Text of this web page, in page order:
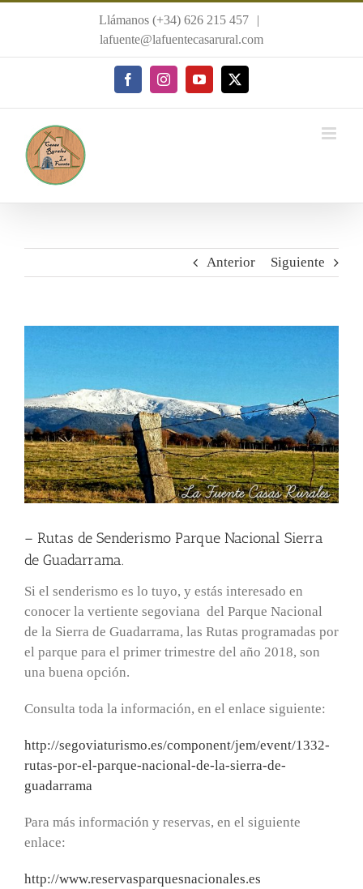
Llámanos (+34) 626 215 457
|
lafuente@lafuentecasarural.com
FacebookInstagramYouTube
X
Anterior Siguiente
– Rutas de Senderismo Parque Nacional Sierra
de Guadarrama.
Si el senderismo es lo tuyo, y estás interesado en
conocer la vertiente segoviana del Parque Nacional
de la Sierra de Guadarrama, las Rutas programadas por
el parque para el primer trimestre del año 2018, son
una buena opción.
Consulta toda la información, en el enlace siguiente:
http://segoviaturismo.es/component/jem/event/1332-
rutas-por-el-parque-nacional-de-la-sierra-de-
guadarrama
Para más información y reservas, en el siguiente
enlace:
http://www.reservasparquesnacionales.es